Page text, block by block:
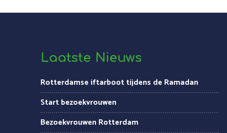
Laatste Nieuws
Rotterdamse iftarboot tijdens de Ramadan
Start bezoekvrouwen
Bezoekvrouwen Rotterdam